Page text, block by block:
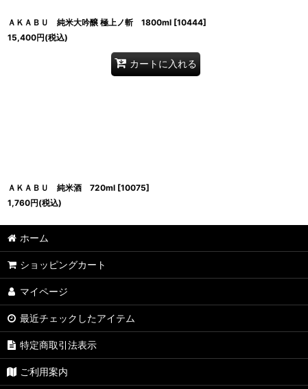
ＡＫＡＢＵ 純米大吟醸 極上ノ斬 1800ml [10444]
15,400円(税込)
カートに入れる
ＡＫＡＢＵ 純米酒 720ml [10075]
1,760円(税込)
ホーム
ショッピングカート
マイページ
最近チェックしたアイテム
特定商取引法表示
ご利用案内